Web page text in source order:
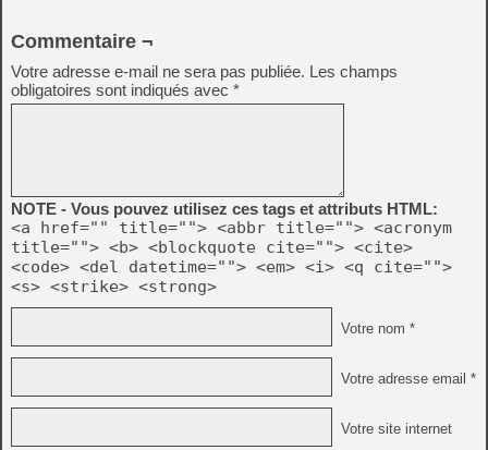
Commentaire ¬
Votre adresse e-mail ne sera pas publiée. Les champs
obligatoires sont indiqués avec *
NOTE - Vous pouvez utilisez ces tags et attributs HTML:
<a href="" title=""> <abbr title=""> <acronym
title=""> <b> <blockquote cite=""> <cite>
<code> <del datetime=""> <em> <i> <q cite="">
<s> <strike> <strong>
Votre nom *
Votre adresse email *
Votre site internet